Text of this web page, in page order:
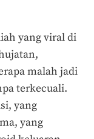
yang viral di
malah jadi
terkecuali.
yang
yang